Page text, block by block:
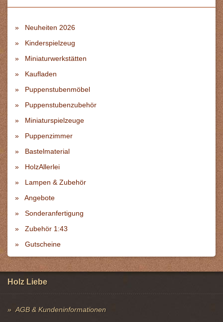
Neuheiten 2026
Kinderspielzeug
Miniaturwerkstätten
Kaufladen
Puppenstubenmöbel
Puppenstubenzubehör
Miniaturspielzeuge
Puppenzimmer
Bastelmaterial
HolzAllerlei
Lampen & Zubehör
Angebote
Sonderanfertigung
Zubehör 1:43
Gutscheine
Holz Liebe
AGB & Kundeninformationen